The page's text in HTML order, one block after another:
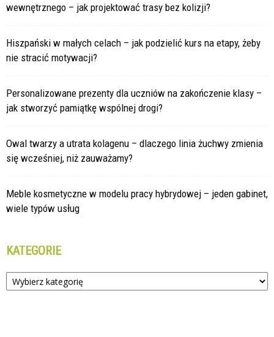
wewnętrznego – jak projektować trasy bez kolizji?
Hiszpański w małych celach – jak podzielić kurs na etapy, żeby
nie stracić motywacji?
Personalizowane prezenty dla uczniów na zakończenie klasy –
jak stworzyć pamiątkę wspólnej drogi?
Owal twarzy a utrata kolagenu – dlaczego linia żuchwy zmienia
się wcześniej, niż zauważamy?
Meble kosmetyczne w modelu pracy hybrydowej – jeden gabinet,
wiele typów usług
KATEGORIE
Kategorie